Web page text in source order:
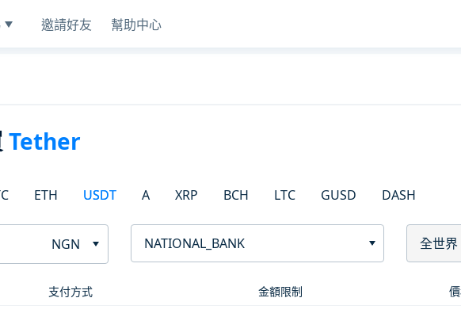
邀請好友 幫助中心
Tether
ETH USDT A XRP BCH LTC GUSD DASH
NGN NATIONAL_BANK 全世界
支付方式 金額限制